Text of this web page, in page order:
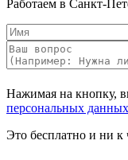
Работаем в Санкт-
Нажимая на кнопку,
персональных данных
Это бесплатно и ни к